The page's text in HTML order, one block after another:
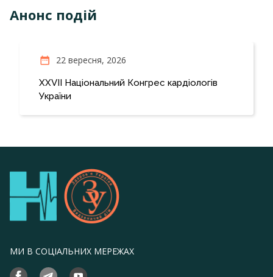
Анонс подій
22 вересня, 2026
ХХVIІ Національний Конгрес кардіологів
України
МИ В СОЦІАЛЬНИХ МЕРЕЖАХ